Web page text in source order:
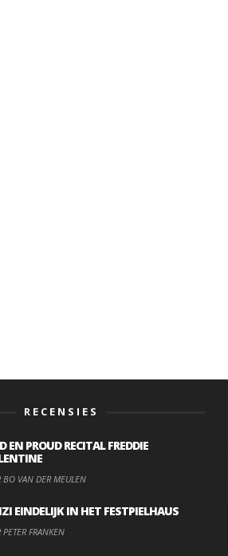
RECENSIES
EN PROUD RECITAL FREDDIE
BO VAN DER MEULEN
EINDELIJK IN HET FESTPIELHAUS
FRANKEN